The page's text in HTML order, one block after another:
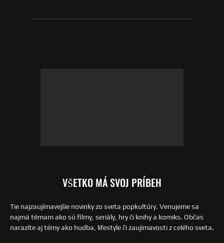
VŠETKO MÁ SVOJ PRÍBEH
Tie najzaujímavejšie novinky zo sveta popkultúry. Venujeme sa
najmä témam ako sú filmy, seriály, hry či knihy a komiks. Občas
narazíte aj témy ako hudba, lifestyle či zaujímavosti z celého sveta.